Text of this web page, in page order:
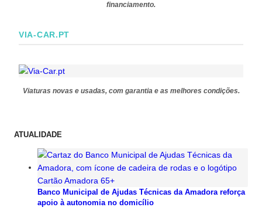
financiamento.
VIA-CAR.PT
Viaturas novas e usadas, com garantia e as melhores condições.
ATUALIDADE
Banco Municipal de Ajudas Técnicas da Amadora reforça
apoio à autonomia no domicílio